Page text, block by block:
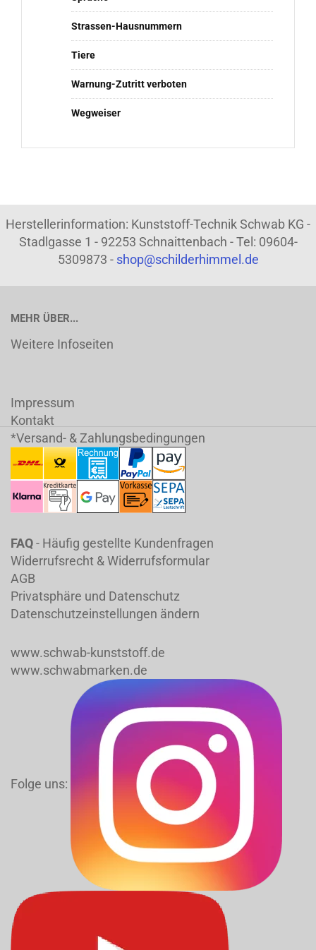
Strassen-Hausnummern
Tiere
Warnung-Zutritt verboten
Wegweiser
Herstellerinformation: Kunststoff-Technik Schwab KG -
Stadlgasse 1 - 92253 Schnaittenbach - Tel: 09604-
5309873 - shop@schilderhimmel.de
MEHR ÜBER...
Weitere Infoseiten
Impressum
Kontakt
*Versand- & Zahlungsbedingungen
FAQ- Häufig gestellte Kundenfragen
Widerrufsrecht & Widerrufsformular
AGB
Privatsphäre und Datenschutz
Datenschutzeinstellungen ändern
www.schwab-kunststoff.de
www.schwabmarken.de
Folge uns: